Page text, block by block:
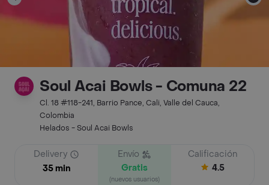
Soul Acai Bowls - Comuna 22
Cl. 18 #118-241, Barrio Pance, Cali, Valle del Cauca,
Colombia
Helados - Soul Acai Bowls
Delivery
35 min
Envío
Gratis
(nuevos usuarios)
Calificación
4.5